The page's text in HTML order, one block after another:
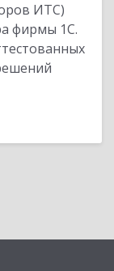
ИТС)
фирмы 1С.